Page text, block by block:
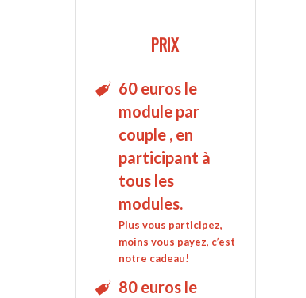
PRIX
60 euros le
module par
couple , en
participant à
tous les
modules.
Plus vous participez,
moins vous payez, c’est
notre cadeau!
80 euros le